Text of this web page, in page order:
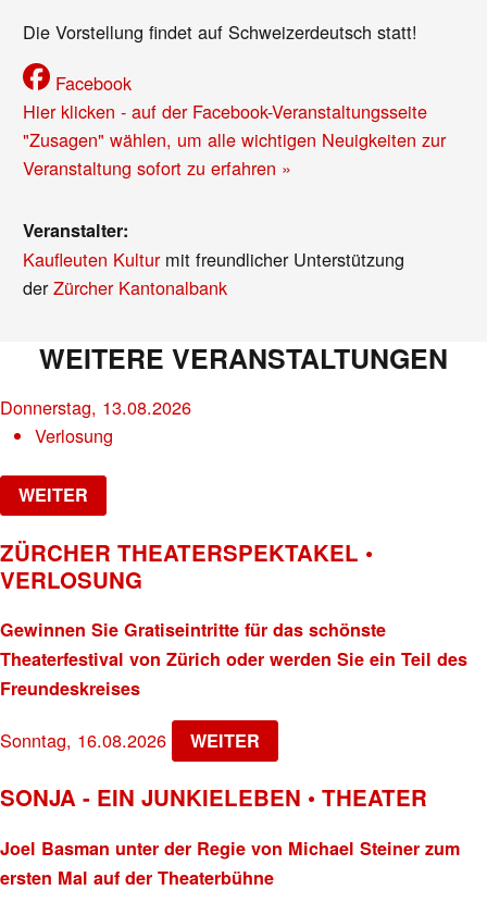
Die Vorstellung findet auf Schweizerdeutsch statt!
Facebook
Hier klicken - auf der Facebook-Veranstaltungsseite
"Zusagen" wählen, um alle wichtigen Neuigkeiten zur
Veranstaltung sofort zu erfahren »
Veranstalter:
Kaufleuten Kulturmit freundlicher Unterstützung
derZürcher Kantonalbank
WEITERE VERANSTALTUNGEN
Donnerstag, 13.08.2026
Verlosung
WEITER
ZÜRCHER THEATERSPEKTAKEL •
VERLOSUNG
Gewinnen Sie Gratiseintritte für das schönste
Theaterfestival von Zürich oder werden Sie ein Teil des
Freundeskreises
Sonntag, 16.08.2026 WEITER
SONJA - EIN JUNKIELEBEN • THEATER
Joel Basman unter der Regie von Michael Steiner zum
ersten Mal auf der Theaterbühne